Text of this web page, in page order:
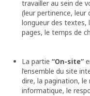
travailler au sein de
(leur pertinence, leur
longueur des textes,
pages, le temps de
La partie “On-site”
l’ensemble du site
dire, la pagination, le
informatique, le